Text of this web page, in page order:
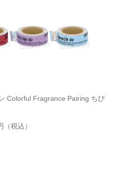
Colorful Fragrance Pairing ちび
税込）